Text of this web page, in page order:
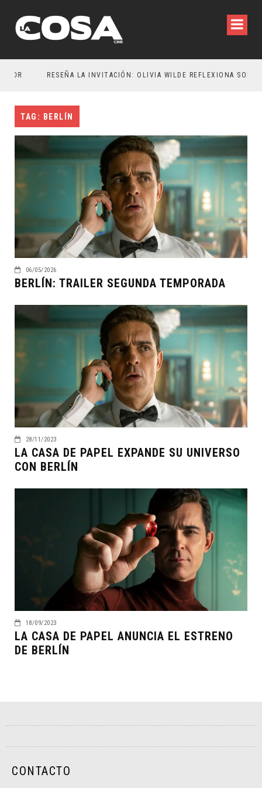
RESEÑA LA INVITACIÓN: OLIVIA WILDE REFLEXIONA SOBRE LA VIDA CONYUGAL
TAG: BERLÍN
06/05/2026
BERLÍN: TRAILER SEGUNDA TEMPORADA
28/11/2023
LA CASA DE PAPEL EXPANDE SU UNIVERSO
CON BERLÍN
18/09/2023
LA CASA DE PAPEL ANUNCIA EL ESTRENO
DE BERLÍN
CONTACTO